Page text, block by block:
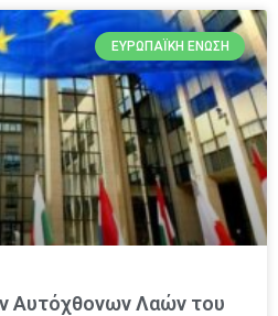
ΕΥΡΩΠΑΪΚΉ ΈΝΩΣΗ
Αυτόχθονων Λαών του